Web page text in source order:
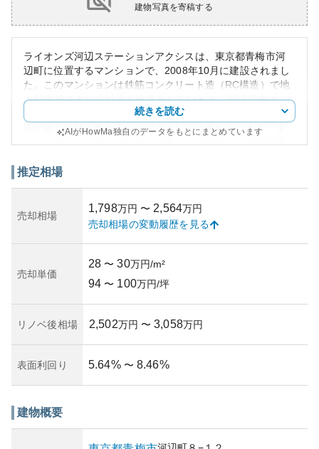
建物写真を寄稿する
ライオンズ河辺ステーションアクシスは、東京都青梅市河
辺町に位置するマンションで、2008年10月に建設されまし
た。このマンションは鉄筋コンクリート造（RC構造）で地
上12階建てという頑丈な構造をしています。周辺環境は、
ショッピングやグルメ、文化施設が充実しており、川や公
園が近く自然も豊かで、住環境としては優れています。ま
外観は現代的でスタイリッシュなデザインが特徴で、都市
気を持ち、投資物件としても一定の価値を維持しやすい立
所有リスクについては、一般的なマンションリスク（維持
すが、築年数として15年程度経過しているため、将来的に
大規模修繕の計画などを確認しておくことが推奨されま
続きを読む
AIがHowMa独自のデータをもとにまとめています
推定相場
売却相場
1,798万円 〜 2,564万円
売却相場の変動履歴を見る
売却単価
28 〜 30万円/m²
94 〜 100万円/坪
リノベ後相場 2,502万円 〜 3,058万円
表面利回り 5.64% 〜 8.46%
建物概要